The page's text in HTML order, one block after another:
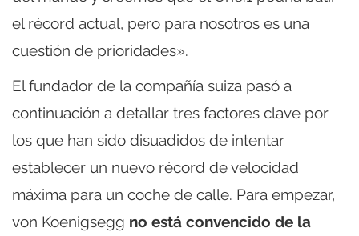
el récord actual, pero para nosotros es una
cuestión de prioridades».
El fundador de la compañía suiza pasó a
continuación a detallar tres factores clave por
los que han sido disuadidos de intentar
establecer un nuevo récord de velocidad
máxima para un coche de calle. Para empezar,
von Koenigsegg no está convencido de la